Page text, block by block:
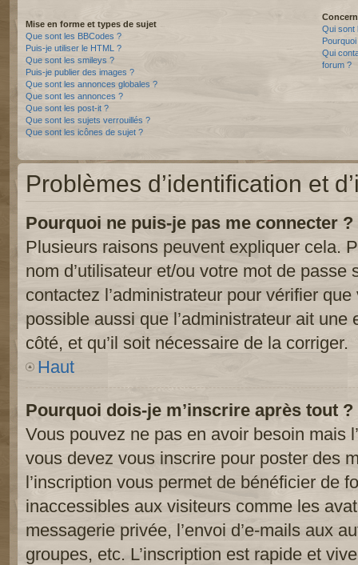
Mise en forme et types de sujet
Que sont les BBCodes ?
Puis-je utiliser le HTML ?
Que sont les smileys ?
Puis-je publier des images ?
Que sont les annonces globales ?
Que sont les annonces ?
Que sont les post-it ?
Que sont les sujets verrouillés ?
Que sont les icônes de sujet ?
Qui sont
Qui
forum ?
Problèmes d’identification et
Pourquoi ne puis-je pas me connecter ?
Plusieurs raisons peuvent expliquer cela.
nom d’utilisateur et/ou votre mot de passe
contactez l’administrateur pour vérifier
possible aussi que l’administrateur ait
côté, et qu’il soit nécessaire de la corriger.
Haut
Pourquoi dois-je m’inscrire après tout ?
Vous pouvez ne pas en avoir besoin mais
vous devez vous inscrire pour poster des
l’inscription vous permet de bénéficier de
inaccessibles aux visiteurs comme les
messagerie privée, l’envoi d’e-mails aux
groupes, etc. L’inscription est rapide et